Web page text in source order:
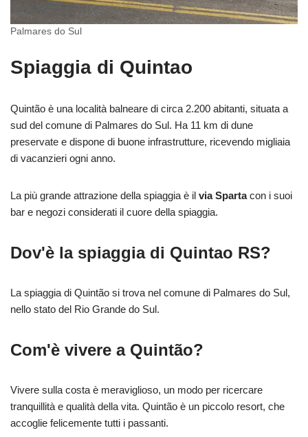
Palmares do Sul
Spiaggia di Quintao
Quintão è una località balneare di circa 2.200 abitanti, situata a
sud del comune di Palmares do Sul. Ha 11 km di dune
preservate e dispone di buone infrastrutture, ricevendo migliaia
di vacanzieri ogni anno.
La più grande attrazione della spiaggia è il via Spartacon i suoi
bar e negozi considerati il cuore della spiaggia.
Dov'è la spiaggia di Quintao RS?
La spiaggia di Quintão si trova nel comune di Palmares do Sul,
nello stato del Rio Grande do Sul.
Com'è vivere a Quintão?
Vivere sulla costa è meraviglioso, un modo per ricercare
tranquillità e qualità della vita. Quintão è un piccolo resort, che
accoglie felicemente tutti i passanti.